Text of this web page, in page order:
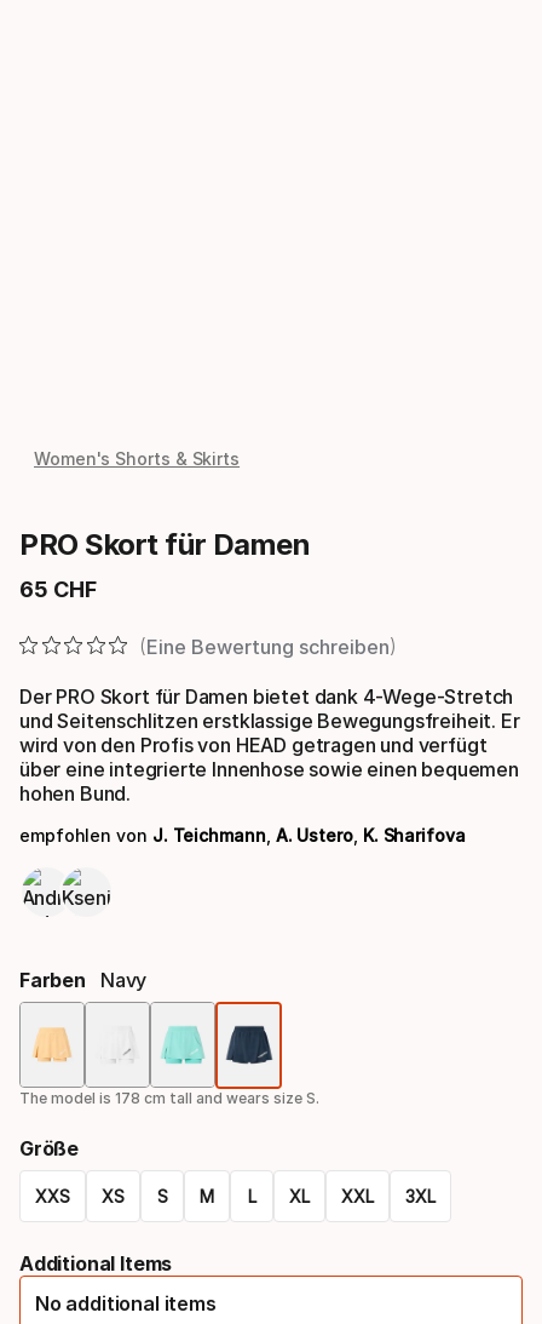
Women's Shorts & Skirts
PRO Skort für Damen
65 CHF
Endpreis
Eine Bewertung schreiben
Der PRO Skort für Damen bietet dank 4-Wege-Stretch
und Seitenschlitzen erstklassige Bewegungsfreiheit. Er
wird von den Profis von HEAD getragen und verfügt
über eine integrierte Innenhose sowie einen bequemen
hohen Bund.
empfohlen von J. Teichmann, A. Ustero, K. Sharifova
Farben Navy
The model is 178 cm tall and wears size S.
Größe
XXS XS S M L XL XXL 3XL
Option
Additional Items
No additional items